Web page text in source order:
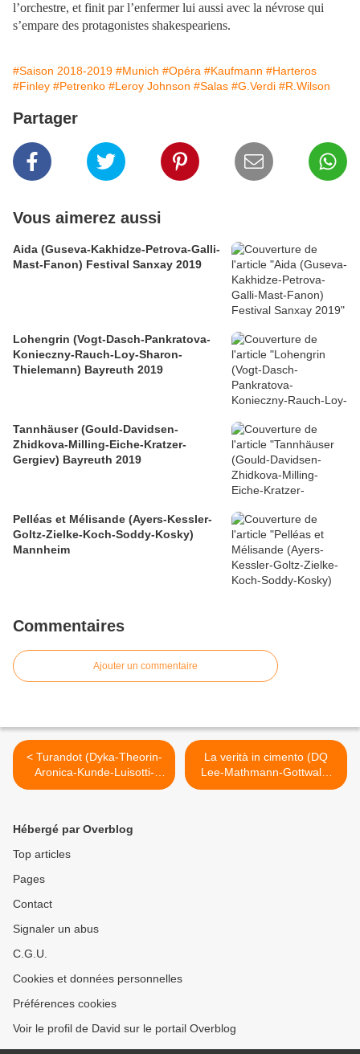
l’orchestre, et finit par l’enfermer lui aussi avec la névrose qui
s’empare des protagonistes shakespeariens.
#Saison 2018-2019 #Munich #Opéra #Kaufmann #Harteros
#Finley #Petrenko #Leroy Johnson #Salas #G.Verdi #R.Wilson
Partager
Vous aimerez aussi
Aida (Guseva-Kakhidze-Petrova-Galli-
Mast-Fanon) Festival Sanxay 2019
Lohengrin (Vogt-Dasch-Pankratova-
Konieczny-Rauch-Loy-Sharon-
Thielemann) Bayreuth 2019
Tannhäuser (Gould-Davidsen-
Zhidkova-Milling-Eiche-Kratzer-
Gergiev) Bayreuth 2019
Pelléas et Mélisande (Ayers-Kessler-
Goltz-Zielke-Koch-Soddy-Kosky)
Mannheim
Commentaires
Ajouter un commentaire
< Turandot (Dyka-Theorin-
Aronica-Kunde-Luisotti-
Wilson) Madrid
La verità in cimento (DQ
Lee-Mathmann-Gottwald-
Lavi-Perniceni-Kim)
Hébergé par Overblog
Top articles
Pages
Contact
Signaler un abus
C.G.U.
Cookies et données personnelles
Préférences cookies
Voir le profil de David sur le portail Overblog